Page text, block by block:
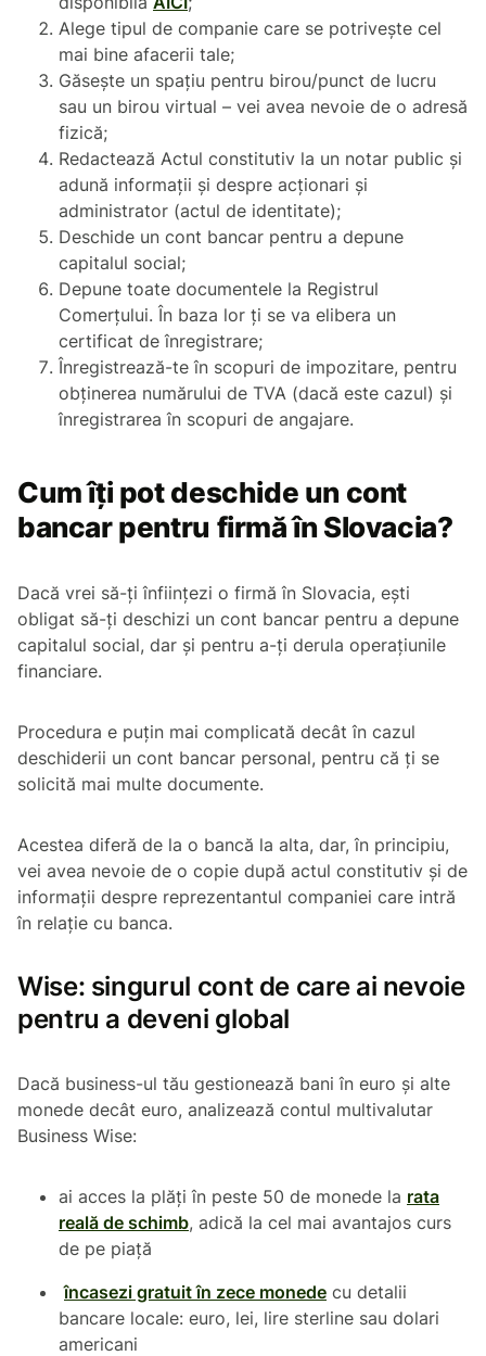
Alege tipul de companie care se potrivește cel
mai bine afacerii tale;
Găsește un spațiu pentru birou/punct de lucru
sau un birou virtual – vei avea nevoie de o adresă
fizică;
Redactează Actul constitutiv la un notar public și
adună informații și despre acționari și
administrator (actul de identitate);
Deschide un cont bancar pentru a depune
capitalul social;
Depune toate documentele la Registrul
Comerțului. În baza lor ți se va elibera un
certificat de înregistrare;
Înregistrează-te în scopuri de impozitare, pentru
obținerea numărului de TVA (dacă este cazul) și
înregistrarea în scopuri de angajare.
Cum îți pot deschide un cont
bancar pentru firmă în Slovacia?
Dacă vrei să-ți înființezi o firmă în Slovacia, ești
obligat să-ți deschizi un cont bancar pentru a depune
capitalul social, dar și pentru a-ți derula operațiunile
financiare.
Procedura e puțin mai complicată decât în cazul
deschiderii un cont bancar personal, pentru că ți se
solicită mai multe documente.
Acestea diferă de la o bancă la alta, dar, în principiu,
vei avea nevoie de o copie după actul constitutiv și de
informații despre reprezentantul companiei care intră
în relație cu banca.
Wise: singurul cont de care ai nevoie
pentru a deveni global
Dacă business-ul tău gestionează bani în euro și alte
monede decât euro, analizează contul multivalutar
Business Wise:
ai acces la plăți în peste 50 de monede la rata
reală de schimb, adică la cel mai avantajos curs
de pe piață
încasezi gratuit în zece monede cu detalii
bancare locale: euro, lei, lire sterline sau dolari
americani